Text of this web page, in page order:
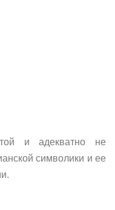
и адекватно не
символики и ее